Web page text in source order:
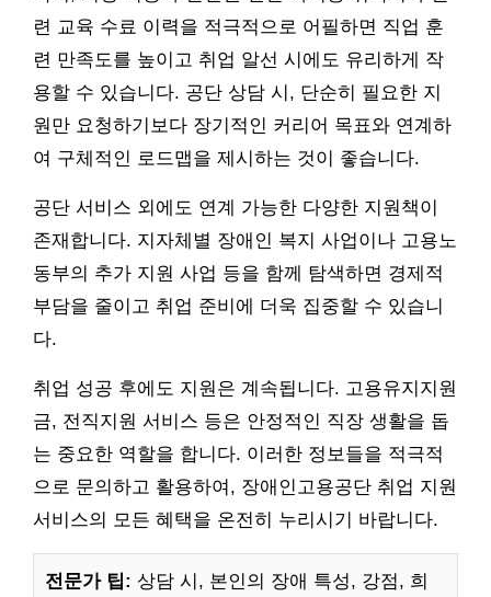
련 교육 수료 이력을 적극적으로 어필하면 직업 훈
련 만족도를 높이고 취업 알선 시에도 유리하게 작
용할 수 있습니다. 공단 상담 시, 단순히 필요한 지
원만 요청하기보다 장기적인 커리어 목표와 연계하
여 구체적인 로드맵을 제시하는 것이 좋습니다.
공단 서비스 외에도 연계 가능한 다양한 지원책이
존재합니다. 지자체별 장애인 복지 사업이나 고용노
동부의 추가 지원 사업 등을 함께 탐색하면 경제적
부담을 줄이고 취업 준비에 더욱 집중할 수 있습니
다.
취업 성공 후에도 지원은 계속됩니다. 고용유지지원
금, 전직지원 서비스 등은 안정적인 직장 생활을 돕
는 중요한 역할을 합니다. 이러한 정보들을 적극적
으로 문의하고 활용하여, 장애인고용공단 취업 지원
서비스의 모든 혜택을 온전히 누리시기 바랍니다.
전문가 팁: 상담 시, 본인의 장애 특성, 강점, 희